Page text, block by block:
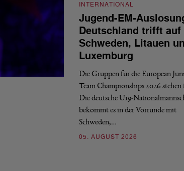
INTERNATIONAL
Jugend-EM-
Deutschland trifft auf
Schweden, Litauen
Luxemburg
Die Gruppen für die European
Team Championships 2026 stehen
Die deutsche U19-
bekommt es in der Vorrunde mit
Schweden,…
05. AUGUST 2026